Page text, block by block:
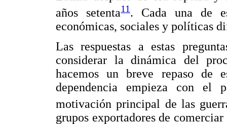
años setenta11. Cada una de
económicas, sociales y políticas
Las respuestas a estas
considerar la dinámica del
hacemos un breve repaso de
dependencia empieza con el
motivación principal de las
grupos exportadores de